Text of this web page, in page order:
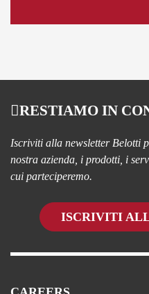
RESTIAMO IN
Iscriviti alla newsletter Belotti
nostra azienda, i prodotti, i
cui parteciperemo.
ISCRIVITI